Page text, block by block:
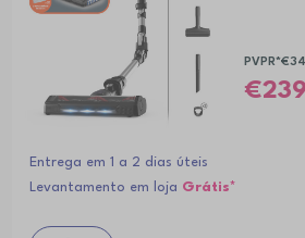
PVPR*
239
Entrega em 1 a 2 dias úteis
Levantamento em loja Grátis*